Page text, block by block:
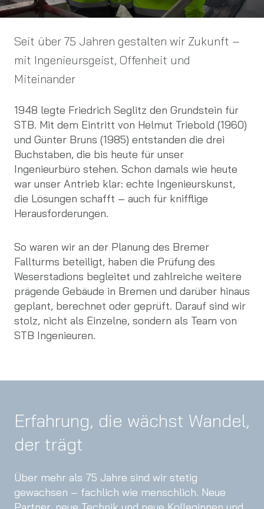
Seit über 75 Jahren gestalten wir Zukunft –
mit Ingenieursgeist, Offenheit und
Miteinander
1948 legte Friedrich Seglitz den Grundstein für
STB. Mit dem Eintritt von Helmut Triebold (1960)
und Günter Bruns (1985) entstanden die drei
Buchstaben, die bis heute für unser
Ingenieurbüro stehen. Schon damals wie heute
war unser Antrieb klar: echte Ingenieurskunst,
die Lösungen schafft – auch für knifflige
Herausforderungen.
So waren wir an der Planung des Bremer
Fallturms beteiligt, haben die Prüfung des
Weserstadions begleitet und zahlreiche weitere
prägende Gebäude in Bremen und darüber hinaus
geplant, berechnet oder geprüft. Darauf sind wir
stolz, nicht als Einzelne, sondern als Team von
STB Ingenieuren.
Erfahrung, die wächst Wandel,
der trägt
Über mehr als 75 Jahre sind wir stetig
gewachsen – fachlich wie menschlich. Neue